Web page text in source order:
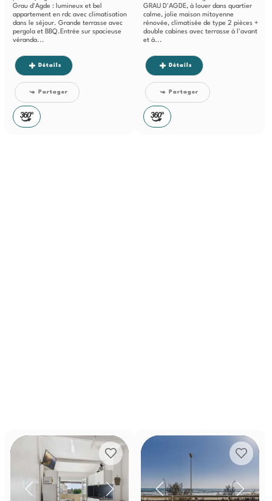
Grau d'Agde : lumineux et bel
appartement en rdc avec climatisation
dans le séjour. Grande terrasse avec
pergola et BBQ.Entrée sur spacieuse
véranda...
Détails
Partager
GRAU D'AGDE, à louer dans quartier
calme, jolie maison mitoyenne
rénovée, climatisée de type 2 pièces +
double cabines avec terrasse à l'avant
et à...
Détails
Partager